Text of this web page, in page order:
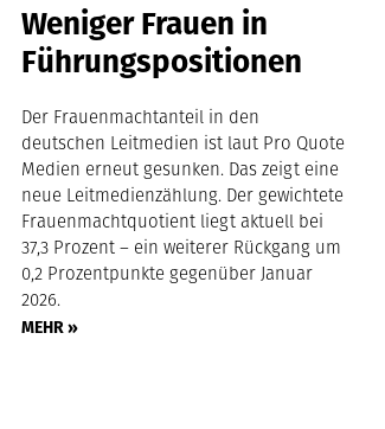
Weniger Frauen in
Führungspositionen
Der Frauenmachtanteil in den
deutschen Leitmedien ist laut Pro Quote
Medien erneut gesunken. Das zeigt eine
neue Leitmedienzählung. Der gewichtete
Frauenmachtquotient liegt aktuell bei
37,3 Prozent – ein weiterer Rückgang um
0,2 Prozentpunkte gegenüber Januar
2026.
MEHR »